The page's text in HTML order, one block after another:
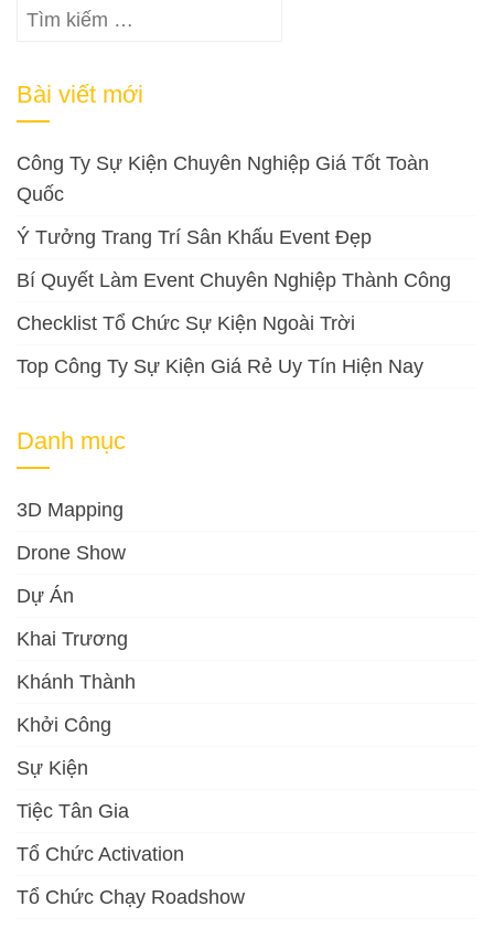
Tìm
Bài viết mới
Công Ty Sự Kiện Chuyên Nghiệp Giá Tốt Toàn
Quốc
Ý Tưởng Trang Trí Sân Khấu Event Đẹp
Bí Quyết Làm Event Chuyên Nghiệp Thành Công
Checklist Tổ Chức Sự Kiện Ngoài Trời
Top Công Ty Sự Kiện Giá Rẻ Uy Tín Hiện Nay
Danh mục
3D Mapping
Drone Show
Dự Án
Khai Trương
Khánh Thành
Khởi Công
Sự Kiện
Tiệc Tân Gia
Tổ Chức Activation
Tổ Chức Chạy Roadshow